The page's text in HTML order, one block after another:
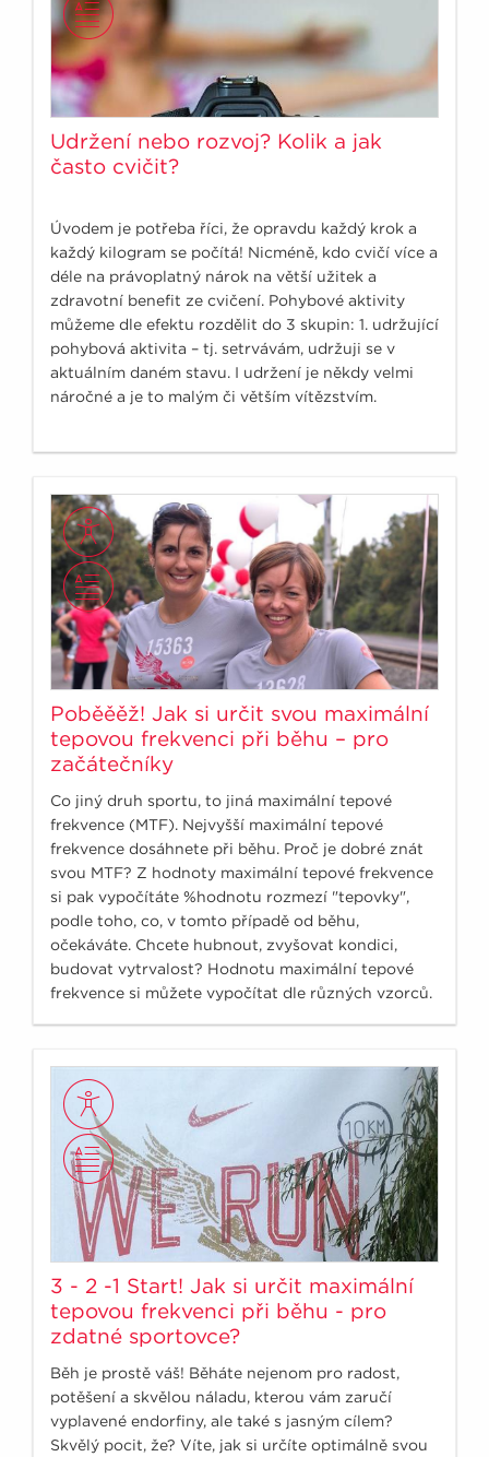
Udržení nebo rozvoj? Kolik a jak
často cvičit?
Úvodem je potřeba říci, že opravdu každý krok a
každý kilogram se počítá! Nicméně, kdo cvičí více a
déle na právoplatný nárok na větší užitek a
zdravotní benefit ze cvičení. Pohybové aktivity
můžeme dle efektu rozdělit do 3 skupin: 1. udržující
pohybová aktivita – tj. setrvávám, udržuji se v
aktuálním daném stavu. I udržení je někdy velmi
náročné a je to malým či větším vítězstvím.
Poběěěž! Jak si určit svou maximální
tepovou frekvenci při běhu – pro
začátečníky
Co jiný druh sportu, to jiná maximální tepové
frekvence (MTF). Nejvyšší maximální tepové
frekvence dosáhnete při běhu. Proč je dobré znát
svou MTF? Z hodnoty maximální tepové frekvence
si pak vypočítáte %hodnotu rozmezí "tepovky",
podle toho, co, v tomto případě od běhu,
očekáváte. Chcete hubnout, zvyšovat kondici,
budovat vytrvalost? Hodnotu maximální tepové
frekvence si můžete vypočítat dle různých vzorců.
3 - 2 -1 Start! Jak si určit maximální
tepovou frekvenci při běhu - pro
zdatné sportovce?
Běh je prostě váš! Běháte nejenom pro radost,
potěšení a skvělou náladu, kterou vám zaručí
vyplavené endorfiny, ale také s jasným cílem?
Skvělý pocit, že? Víte, jak si určíte optimálně svou